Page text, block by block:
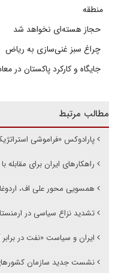
منطقه
حجاز هسته‌ای نخواهد شد
چراغ سبز غنی‌سازی به ریاض
جایگاه و کارکرد پاکستان در
مطالب مرتبط
پارادوکس «فراموشی
راهکارهای ایران برای مقابله
همسویی محور علی اف،
تشدید نزاع سیاسی در
ایران و سیاست «نفت در
نشست جدید سازمان